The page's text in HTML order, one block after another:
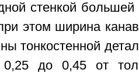
стенкой
этом ширина
тонкостенной
0,25 до 0,45 от